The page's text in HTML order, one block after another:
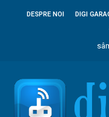
DESPRE NOI DIGI